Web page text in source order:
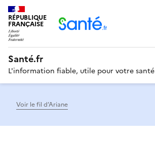
RÉPUBLIQUE
FRANÇAISE
Santé.fr
L'information fiable, utile pour votre santé
Voir le fil d’Ariane